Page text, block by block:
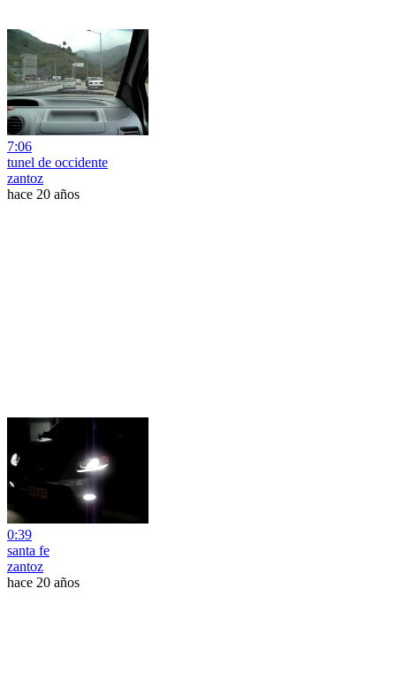
7:06
tunel de occidente
zantoz
hace 20 años
0:39
santa fe
zantoz
hace 20 años